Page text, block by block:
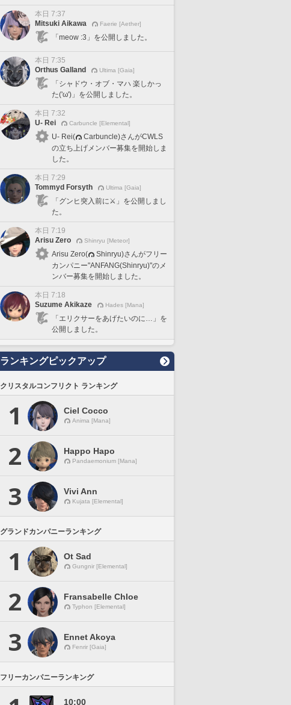
本日 7:37
Mitsuki Aikawa
Faerie [Aether]
「meow :3」を公開しました。
本日 7:35
Orthus Galland
Ultima [Gaia]
「シャドウ・オブ・マハ 楽しかっ
た('ω')」を公開しました。
本日 7:32
U- Rei
Carbuncle [Elemental]
U- Rei(
Carbuncle)さんがCWLS
の立ち上げメンバー募集を開始しま
した。
本日 7:29
Tommyd Forsyth
Ultima [Gaia]
「グンヒ突入前に⚔️」を公開しまし
た。
本日 7:19
Arisu Zero
Shinryu [Meteor]
Arisu Zero(
Shinryu)さんがフリー
カンパニー"ANFANG(Shinryu)"のメ
ンバー募集を開始しました。
本日 7:18
Suzume Akikaze
Hades [Mana]
「エリクサーをあげたいのに…」を
公開しました。
ランキングピックアップ
クリスタルコンフリクト ランキング
1 Ciel Cocco
Anima [Mana]
2 Happo Hapo
Pandaemonium [Mana]
3 Vivi Ann
Kujata [Elemental]
グランドカンパニーランキング
1 Ot Sad
Gungnir [Elemental]
2 Fransabelle Chloe
Typhon [Elemental]
3 Ennet Akoya
Fenrir [Gaia]
フリーカンパニーランキング
10:00